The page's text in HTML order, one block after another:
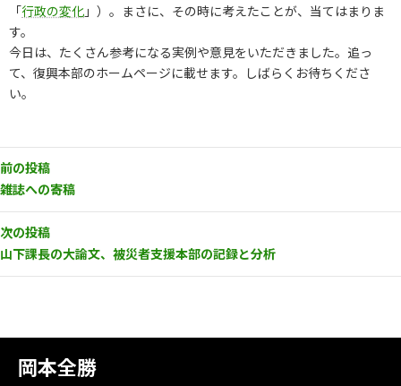
岡本全勝
「行政の変化 」）。まさに、その時に考えたことが、当てはまりま
す。
今日は、たくさん参考になる実例や意見をいただきました。追っ
て、復興本部のホームページに載せます。しばらくお待ちくださ
い。
前の投稿
雑誌への寄稿
次の投稿
山下課長の大論文、被災者支援本部の記録と分析